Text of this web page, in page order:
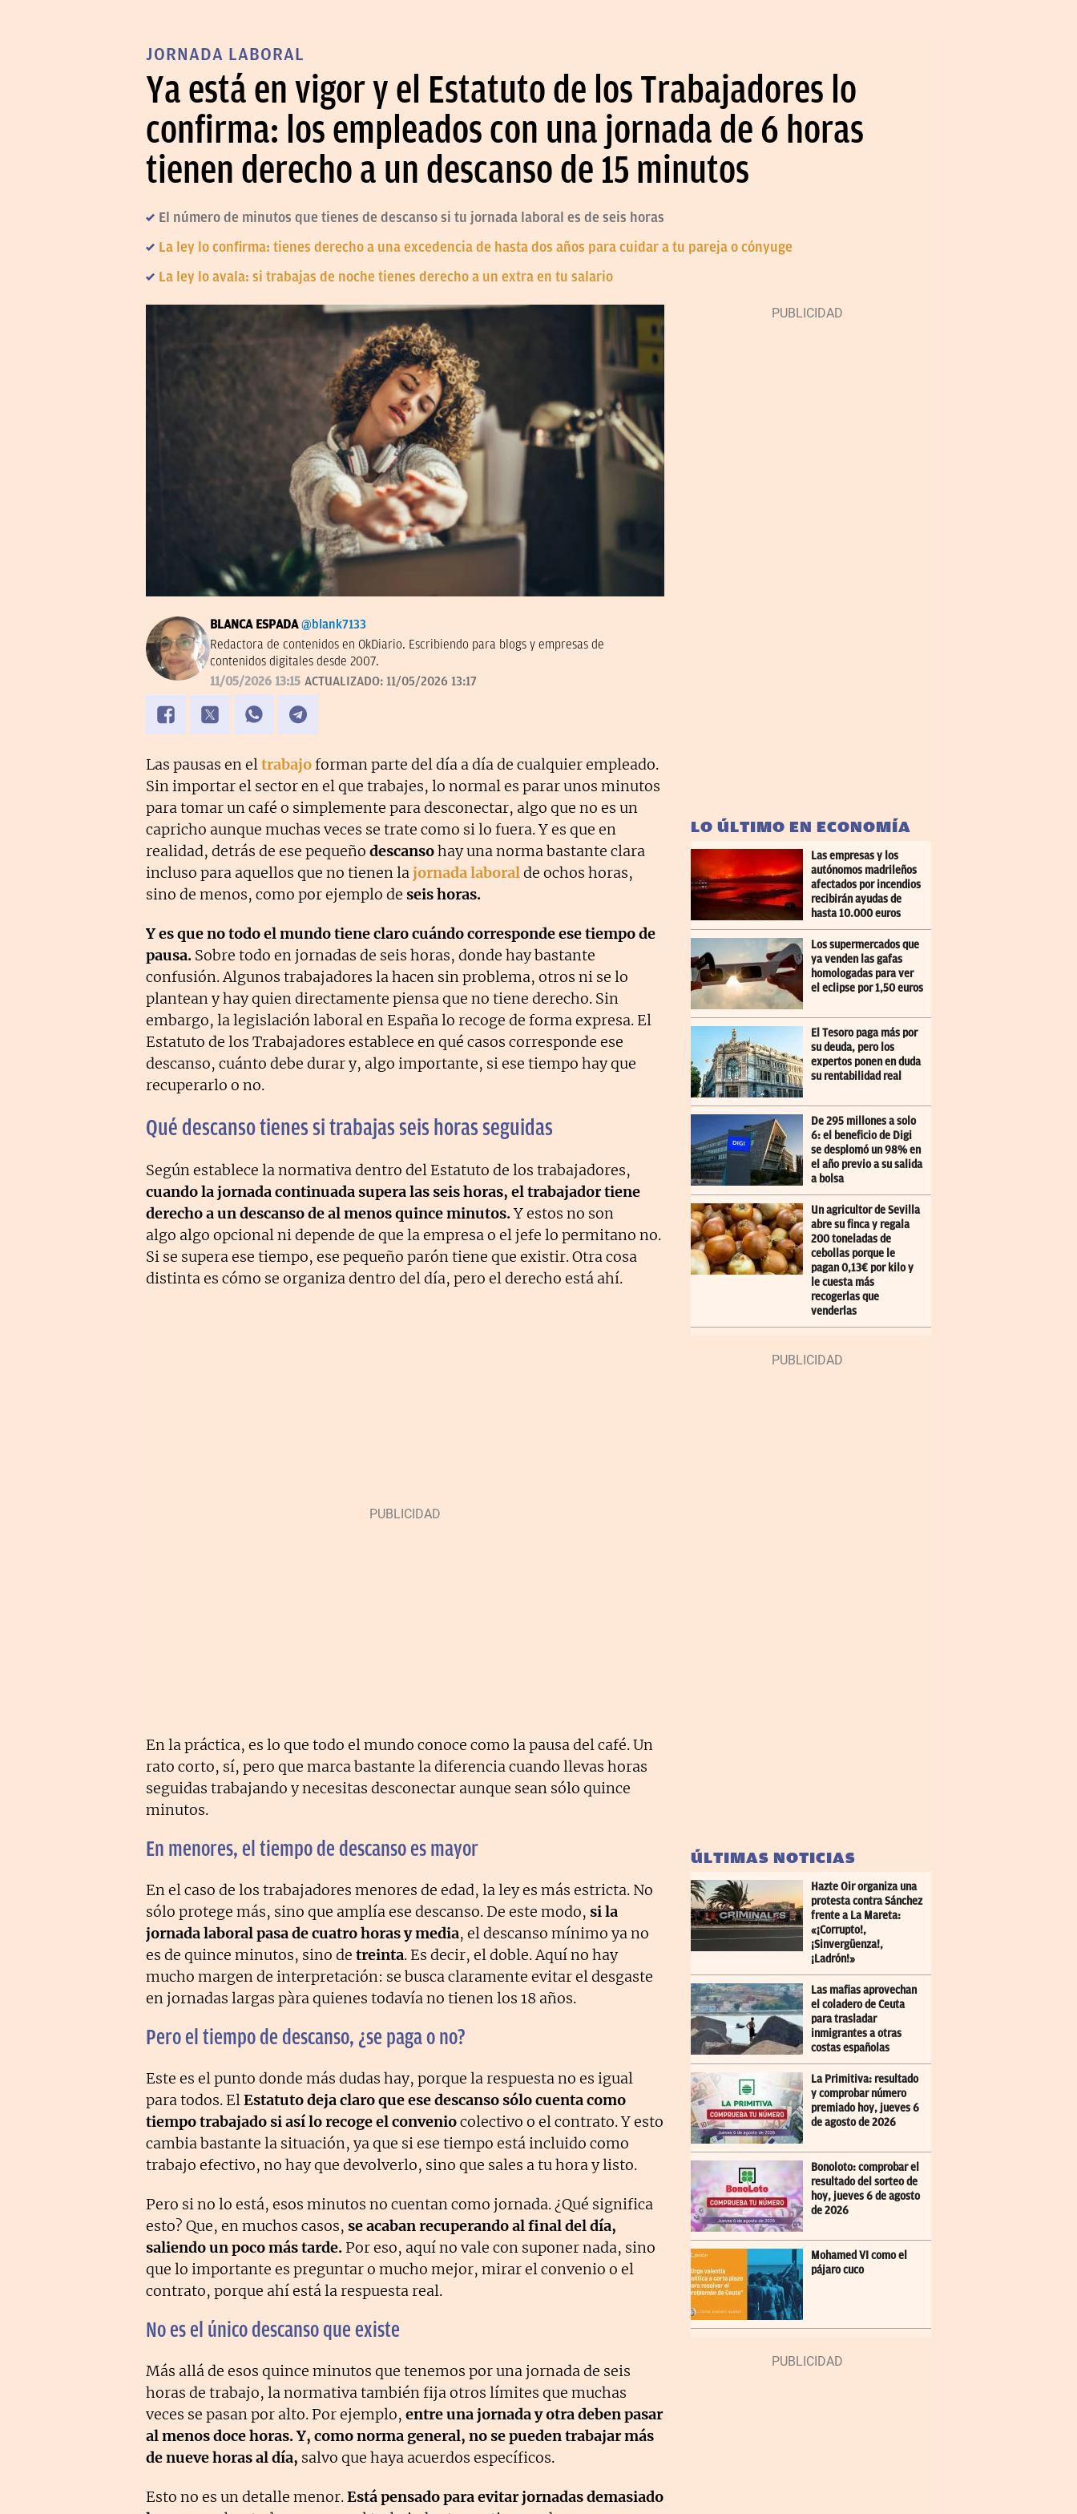
JORNADA LABORAL
Ya está en vigor y el Estatuto de los Trabajadores lo
confirma: los empleados con una jornada de 6 horas
tienen derecho a un descanso de 15 minutos
El número de minutos que tienes de descanso si tu jornada laboral es de seis horas
La ley lo confirma: tienes derecho a una excedencia de hasta dos años para cuidar a tu pareja o cónyuge
La ley lo avala: si trabajas de noche tienes derecho a un extra en tu salario
BLANCA ESPADA @blank7133
Redactora de contenidos en OkDiario. Escribiendo para blogs y empresas de
contenidos digitales desde 2007.
11/05/2026 13:15 ACTUALIZADO: 11/05/2026 13:17
Las pausas en eltrabajoforman parte del día a día de cualquier empleado.
Sin importar el sector en el que trabajes, lo normal es parar unos minutos
para tomar un café o simplemente para desconectar, algo que no es un
capricho aunque muchas veces se trate como si lo fuera. Y es que en
realidad, detrás de ese pequeño descansohay una norma bastante clara
incluso para aquellos que no tienen lajornada laboralde ochos horas,
sino de menos, como por ejemplo de seis horas.
Y es que no todo el mundo tiene claro cuándo corresponde ese tiempo de
pausa. Sobre todo en jornadas de seis horas, donde hay bastante
confusión. Algunos trabajadores la hacen sin problema, otros ni se lo
plantean y hay quien directamente piensa que no tiene derecho. Sin
embargo, la legislación laboral en España lo recoge de forma expresa. El
Estatuto de los Trabajadores establece en qué casos corresponde ese
descanso, cuánto debe durar y, algo importante, si ese tiempo hay que
recuperarlo o no.
Qué descanso tienes si trabajas seis horas seguidas
Según establece la normativa dentro del Estatuto de los trabajadores,
cuando la jornada continuada supera las seis horas, el trabajador tiene
derecho a un descanso de al menos quince minutos.Y estos no son
algo algo opcional ni depende de que la empresa o el jefe lo permitano no.
Si se supera ese tiempo, ese pequeño parón tiene que existir. Otra cosa
distinta es cómo se organiza dentro del día, pero el derecho está ahí.
En la práctica, es lo que todo el mundo conoce como la pausa del café. Un
rato corto, sí, pero que marca bastante la diferencia cuando llevas horas
seguidas trabajando y necesitas desconectar aunque sean sólo quince
minutos.
En menores, el tiempo de descanso es mayor
En el caso de los trabajadores menores de edad, la ley es más estricta. No
sólo protege más, sino que amplía ese descanso. De este modo, si la
jornada laboral pasa de cuatro horas y media, el descanso mínimo ya no
es de quince minutos, sino de treinta. Es decir, el doble. Aquí no hay
mucho margen de interpretación: se busca claramente evitar el desgaste
en jornadas largas pàra quienes todavía no tienen los 18 años.
Pero el tiempo de descanso, ¿se paga o no?
Este es el punto donde más dudas hay, porque la respuesta no es igual
para todos. ElEstatuto deja claro que ese descanso sólo cuenta como
tiempo trabajado si así lo recoge el conveniocolectivo o el contrato. Y esto
cambia bastante la situación, ya que si ese tiempo está incluido como
trabajo efectivo, no hay que devolverlo, sino que sales a tu hora y listo.
Pero si no lo está, esos minutos no cuentan como jornada. ¿Qué significa
esto? Que, en muchos casos, se acaban recuperando al final del día,
saliendo un poco más tarde. Por eso, aquí no vale con suponer nada, sino
que lo importante es preguntar o mucho mejor, mirar el convenio o el
contrato, porque ahí está la respuesta real.
No es el único descanso que existe
Más allá de esos quince minutos que tenemos por una jornada de seis
horas de trabajo, la normativa también fija otros límites que muchas
veces se pasan por alto. Por ejemplo, entre una jornada y otra deben pasar
al menos doce horas. Y, como norma general, no se pueden trabajar más
de nueve horas al día, salvo que haya acuerdos específicos.
Esto no es un detalle menor.Está pensado para evitar jornadas demasiado
LO ÚLTIMO EN ECONOMÍA
Las empresas y los
autónomos madrileños
afectados por incendios
recibirán ayudas de
hasta 10.000 euros
Los supermercados que
ya venden las gafas
homologadas para ver
el eclipse por 1,50 euros
El Tesoro paga más por
su deuda, pero los
expertos ponen en duda
su rentabilidad real
De 295 millones a solo
6: el beneficio de Digi
se desplomó un 98% en
el año previo a su salida
a bolsa
Un agricultor de Sevilla
abre su finca y regala
200 toneladas de
cebollas porque le
pagan 0,13€ por kilo y
le cuesta más
recogerlas que
venderlas
ÚLTIMAS NOTICIAS
Hazte Oir organiza una
protesta contra Sánchez
frente a La Mareta:
«¡Corrupto!,
¡Sinvergüenza!,
¡Ladrón!»
Las mafias aprovechan
el coladero de Ceuta
para trasladar
inmigrantes a otras
costas españolas
La Primitiva: resultado
y comprobar número
premiado hoy, jueves 6
de agosto de 2026
Bonoloto: comprobar el
resultado del sorteo de
hoy, jueves 6 de agosto
de 2026
Mohamed VI como el
pájaro cuco